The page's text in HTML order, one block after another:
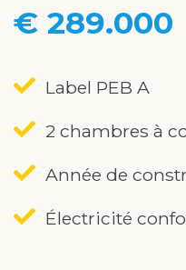
€ 289.000
Label PEB A
2 chambres à
Année de
Électricité